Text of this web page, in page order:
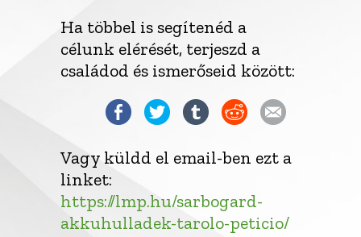
Ha többel is segítenéd a
célunk elérését, terjeszd a
családod és ismerőseid között:
Vagy küldd el email-ben ezt a
linket:
https://lmp.hu/sarbogard-
akkuhulladek-tarolo-peticio/